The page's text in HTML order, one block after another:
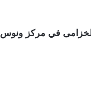
الخزامى في مركز ونوس